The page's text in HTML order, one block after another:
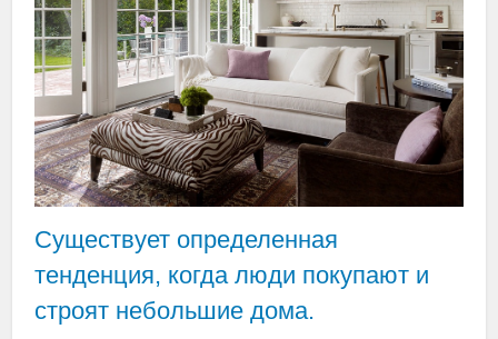
Существует определенная
тенденция, когда люди покупают и
строят небольшие дома.